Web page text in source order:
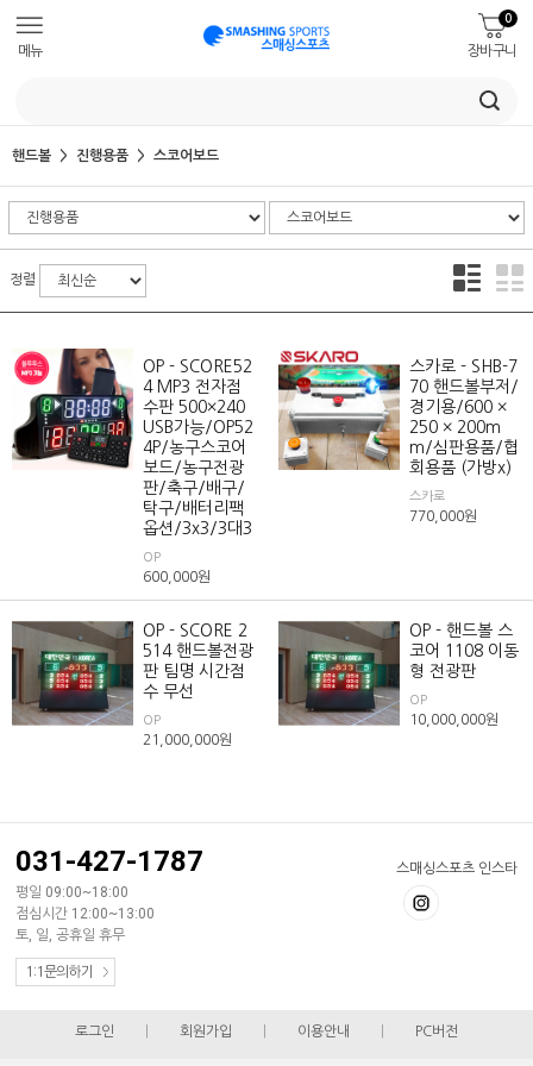
메뉴 장바구니
0
핸드볼 진행용품 스코어보드
정렬
OP - SCORE52
4 MP3 전자점
수판 500×240
USB가능/OP52
4P/농구스코어
보드/농구전광
판/축구/배구/
탁구/배터리팩
옵션/3x3/3대3
OP
600,000원
스카로 - SHB-7
70 핸드볼부저/
경기용/600 ×
250 × 200m
m/심판용품/협
회용품 (가방x)
스카로
770,000원
OP - SCORE 2
514 핸드볼전광
판 팀명 시간점
수 무선
OP
21,000,000원
OP - 핸드볼 스
코어 1108 이동
형 전광판
OP
10,000,000원
스매싱스포츠 인스타
031-427-1787
평일 09:00~18:00
점심시간 12:00~13:00
토, 일, 공휴일 휴무
1:1문의하기
로그인 회원가입 이용안내 PC버전